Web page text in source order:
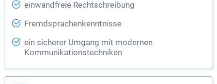
einwandfreie Rechtschreibung
Fremdsprachenkenntnisse
ein sicherer Umgang mit modernen
Kommunikationstechniken